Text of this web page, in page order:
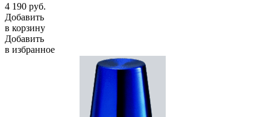
4 190 руб.
Добавить
в корзину
Добавить
в избранное